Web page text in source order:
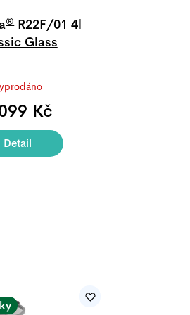
®R22F/01 4l
Glass
hodnocení
produktu
4,8
z
5
Kč
Detail